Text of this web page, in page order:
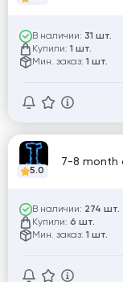
В наличии: 31 шт.
Купили: 1 шт.
Мин. заказ: 1 шт.
5.0
7-8 month
В наличии: 274 шт.
Купили: 6 шт.
Мин. заказ: 1 шт.